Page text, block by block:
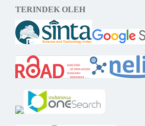
TERINDEK OLEH